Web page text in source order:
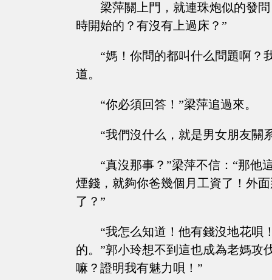
梁萍關上門，就連珠炮似的發
時開始的？有沒有上過床？”
“媽！你問的都叫什么問題啊？
道。
“你必須回答！”梁萍追過來。
“我們沒什么，就是男女朋友關
“真沒那事？”梁萍不信：“那他
煙錢，就夠你爸幾個月工資了！外
了？”
“我怎么知道！他有錢沒地花唄
的。”郭小玲想不到這也成為老媽攻
嘛？證明我有魅力唄！”